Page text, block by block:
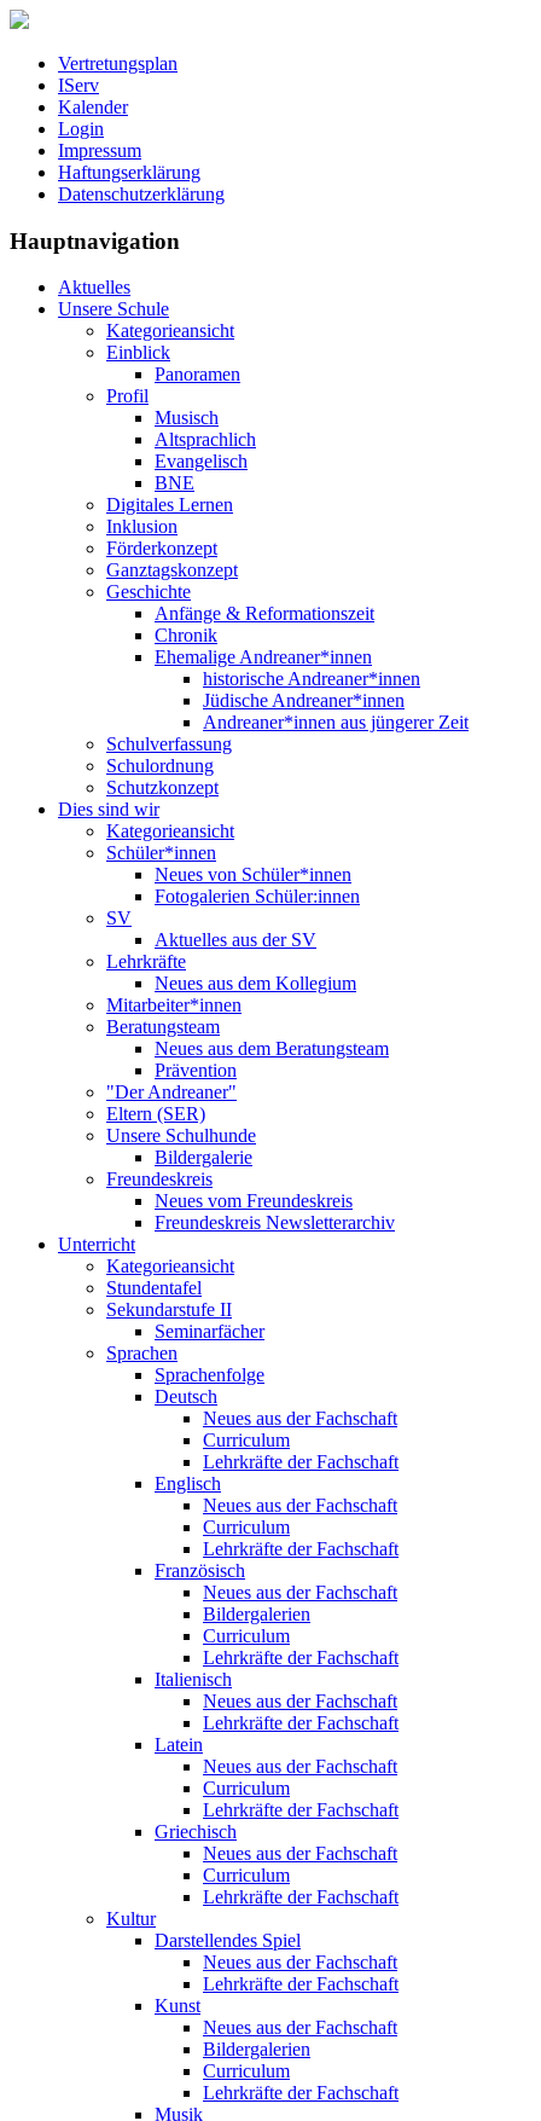
Vertretungsplan
IServ
Kalender
Login
Impressum
Haftungserklärung
Datenschutzerklärung
Hauptnavigation
Aktuelles
Unsere Schule
Kategorieansicht
Einblick
Panoramen
Profil
Musisch
Altsprachlich
Evangelisch
BNE
Digitales Lernen
Inklusion
Förderkonzept
Ganztagskonzept
Geschichte
Anfänge & Reformationszeit
Chronik
Ehemalige Andreaner*innen
historische Andreaner*innen
Jüdische Andreaner*innen
Andreaner*innen aus jüngerer Zeit
Schulverfassung
Schulordnung
Schutzkonzept
Dies sind wir
Kategorieansicht
Schüler*innen
Neues von Schüler*innen
Fotogalerien Schüler:innen
SV
Aktuelles aus der SV
Lehrkräfte
Neues aus dem Kollegium
Mitarbeiter*innen
Beratungsteam
Neues aus dem Beratungsteam
Prävention
"Der Andreaner"
Eltern (SER)
Unsere Schulhunde
Bildergalerie
Freundeskreis
Neues vom Freundeskreis
Freundeskreis Newsletterarchiv
Unterricht
Kategorieansicht
Stundentafel
Sekundarstufe II
Seminarfächer
Sprachen
Sprachenfolge
Deutsch
Neues aus der Fachschaft
Curriculum
Lehrkräfte der Fachschaft
Englisch
Neues aus der Fachschaft
Curriculum
Lehrkräfte der Fachschaft
Französisch
Neues aus der Fachschaft
Bildergalerien
Curriculum
Lehrkräfte der Fachschaft
Italienisch
Neues aus der Fachschaft
Lehrkräfte der Fachschaft
Latein
Neues aus der Fachschaft
Curriculum
Lehrkräfte der Fachschaft
Griechisch
Neues aus der Fachschaft
Curriculum
Lehrkräfte der Fachschaft
Kultur
Darstellendes Spiel
Neues aus der Fachschaft
Lehrkräfte der Fachschaft
Kunst
Neues aus der Fachschaft
Bildergalerien
Curriculum
Lehrkräfte der Fachschaft
Musik